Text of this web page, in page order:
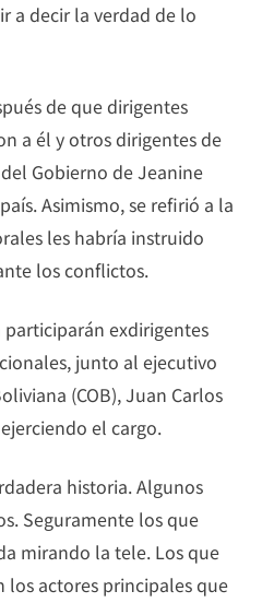
a decir la verdad de lo
de que dirigentes
a él y otros dirigentes de
Gobierno de Jeanine
Asimismo, se refirió a la
les habría instruido
los conflictos.
exdirigentes
junto al ejecutivo
(COB), Juan Carlos
el cargo.
historia. Algunos
Seguramente los que
mirando la tele. Los que
los actores principales que